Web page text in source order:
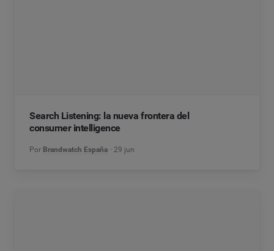
Search Listening: la nueva frontera del
consumer intelligence
Por Brandwatch España 29 jun